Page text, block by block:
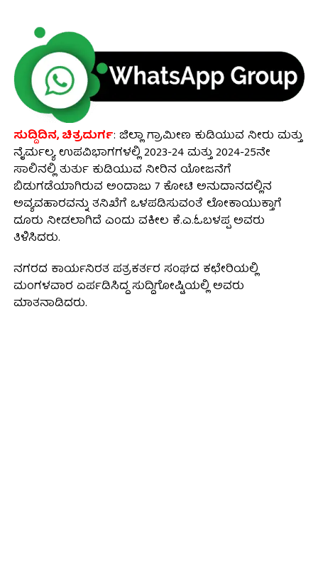
ಸುದ್ದಿದಿನ, ಚಿತ್ರದುರ್ಗ: ಜಿಲ್ಲಾ ಗ್ರಾಮೀಣ ಕುಡಿಯುವ ನೀರು ಮತ್ತು
ನೈರ್ಮಲ್ಯ ಉಪವಿಭಾಗಗಳಲ್ಲಿ 2023-24 ಮತ್ತು 2024-25ನೇ
ಸಾಲಿನಲ್ಲಿ ತುರ್ತು ಕುಡಿಯುವ ನೀರಿನ ಯೋಜನೆಗೆ
ಬಿಡುಗಡೆಯಾಗಿರುವ ಅಂದಾಜು 7 ಕೋಟಿ ಅನುದಾನದಲ್ಲಿನ
ಅವ್ಯವಹಾರವನ್ನು ತನಿಖೆಗೆ ಒಳಪಡಿಸುವಂತೆ ಲೋಕಾಯುಕ್ತಾಗೆ
ದೂರು ನೀಡಲಾಗಿದೆ ಎಂದು ವಕೀಲ ಕೆ.ಎ.ಓಬಳಪ್ಪ ಅವರು
ತಿಳಿಸಿದರು.
ನಗರದ ಕಾರ್ಯನಿರತ ಪತ್ರಕರ್ತರ ಸಂಘದ ಕಛೇರಿಯಲ್ಲಿ
ಮಂಗಳವಾರ ಏರ್ಪಡಿಸಿದ್ದ ಸುದ್ದಿಗೋಷ್ಟಿಯಲ್ಲಿ ಅವರು
ಮಾತನಾಡಿದರು.